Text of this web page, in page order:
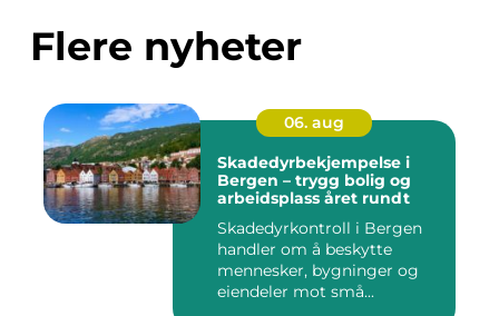
Flere nyheter
06. aug
Skadedyrbekjempelse i
Bergen – trygg bolig og
arbeidsplass året rundt
Skadedyrkontroll i Bergen
handler om å beskytte
mennesker, bygninger og
eiendeler mot små...